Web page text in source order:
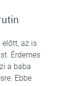
az is
Érdemes
a baba
Ebbe